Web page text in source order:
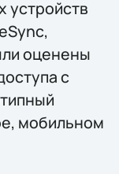
устройств
оценены
с
мобильном